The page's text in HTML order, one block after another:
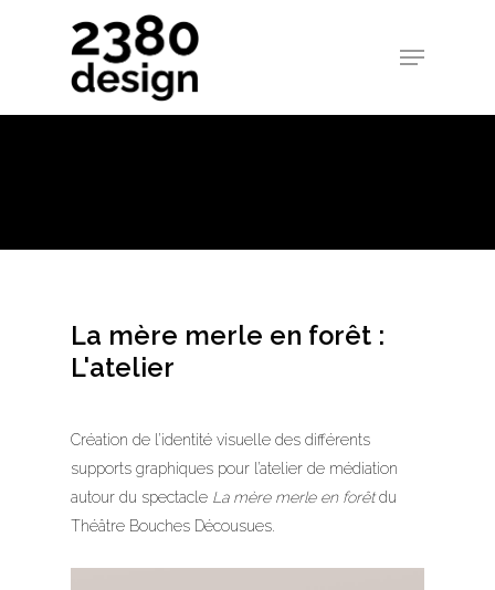
La mère merle en forêt :
L'atelier
Création de l’identité visuelle des différents
supports graphiques pour l’atelier de médiation
autour du spectacle La mère merle en forêtdu
Théâtre Bouches Décousues.